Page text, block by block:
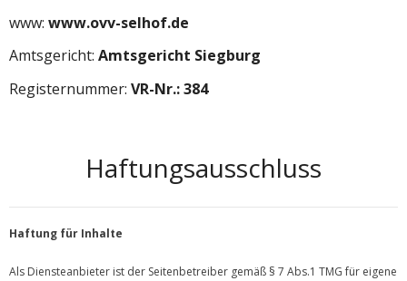
Sponsoren
www: www.ovv-selhof.de
Amtsgericht: Amtsgericht Siegburg
Registernummer: VR-Nr.: 384
Haftungsausschluss
Haftung für Inhalte
Als Diensteanbieter ist der Seitenbetreiber gemäß § 7 Abs.1 TMG für eigene